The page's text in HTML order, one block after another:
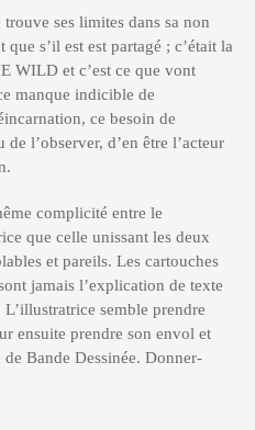
ses limites dans sa non
s’il est est partagé ; c’était la
WILD et c’est ce que vont
manque indicible de
ce besoin de
l’observer, d’en être l’acteur
complicité entre le
que celle unissant les deux
et pareils. Les cartouches
jamais l’explication de texte
L’illustratrice semble prendre
ensuite prendre son envol et
Bande Dessinée. Donner-